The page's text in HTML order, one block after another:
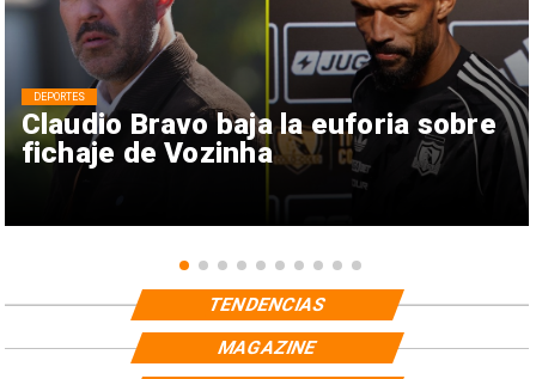
Claudio Bravo baja la euforia sobre
fichaje de Vozinha
DEPORTES
TENDENCIAS
MAGAZINE